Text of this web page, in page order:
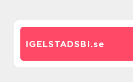
IGELSTADSBI.se